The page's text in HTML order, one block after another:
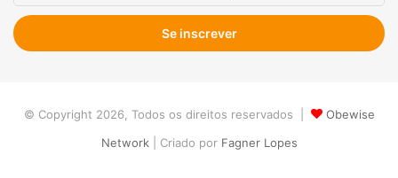
seu
endereço
de
© Copyright 2026, Todos os direitos reservados |
Obewise
Network| Criado porFagner Lopes